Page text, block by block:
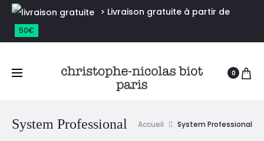
> Livraison gratuite à partir de
50€
0
System Professional Accueil System Professional